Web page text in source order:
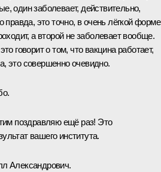
один заболевает, действительно,
правда, это точно, в очень лёгкой
а второй не заболевает вообще.
говорит о том, что вакцина работает,
это совершенно очевидно.
поздравляю ещё раз! Это
вашего института.
Александрович.